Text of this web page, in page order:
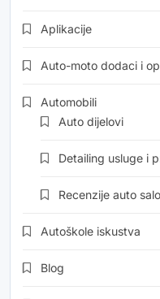
Aplikacije
Auto-moto dodaci i
Automobili
Auto dijelovi
Detailing usluge i
Recenzije auto
Autoškole iskustva
Blog